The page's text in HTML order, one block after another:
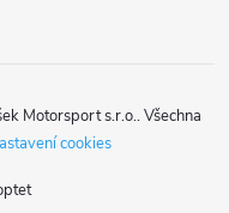
Motorsport s.r.o.. Všechna
cookies